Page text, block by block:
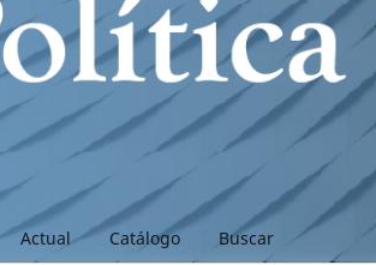
Actual Catálogo Buscar